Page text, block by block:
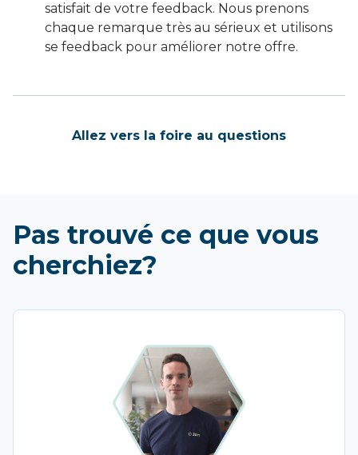
satisfait de votre feedback. Nous prenons
chaque remarque très au sérieux et utilisons
se feedback pour améliorer notre offre.
Allez vers la foire au questions
Pas trouvé ce que vous
cherchiez?